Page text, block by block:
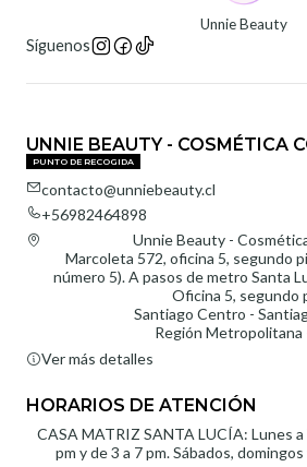
Unnie Beauty
Síguenos
UNNIE BEAUTY - COSMÉTICA
PUNTO DE RECOGIDA
contacto@unniebeauty.cl
+56982464898
Unnie Beauty -
Marcoleta 572, oficina 5, segundo
número 5). A pasos de metro Santa
Oficina 5, segundo
Santiago Centro -
Región Metropolitana
Ver más detalles
HORARIOS DE ATENCIÓN
CASA MATRIZ SANTA LUCÍA: Lunes a
pm y de 3 a 7 pm. Sábados,